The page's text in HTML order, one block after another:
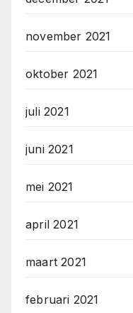
november 2021
oktober 2021
juli 2021
juni 2021
mei 2021
april 2021
maart 2021
februari 2021